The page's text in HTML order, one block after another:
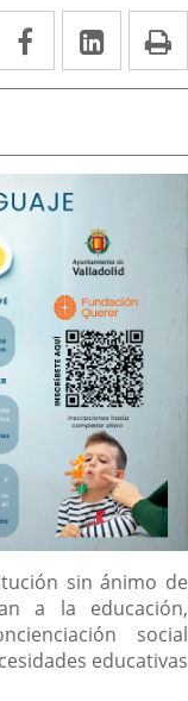
Facebook
Enlace
a
aplicación
externa.
Enlace
a
sin ánimo de
a la educación,
social
educativas